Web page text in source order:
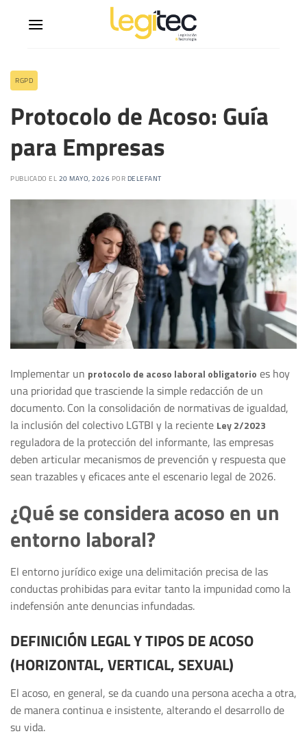
RGPD
Protocolo de Acoso: Guía
para Empresas
PUBLICADO EL 20 MAYO, 2026 POR DELEFANT
Implementar un protocolo de acoso laboral obligatorio es hoy
una prioridad que trasciende la simple redacción de un
documento. Con la consolidación de normativas de igualdad,
la inclusión del colectivo LGTBI y la reciente Ley 2/2023
reguladora de la protección del informante, las empresas
deben articular mecanismos de prevención y respuesta que
sean trazables y eficaces ante el escenario legal de 2026.
¿Qué se considera acoso en un
entorno laboral?
El entorno jurídico exige una delimitación precisa de las
conductas prohibidas para evitar tanto la impunidad como la
indefensión ante denuncias infundadas.
DEFINICIÓN LEGAL Y TIPOS DE ACOSO
(HORIZONTAL, VERTICAL, SEXUAL)
El acoso, en general, se da cuando una persona acecha a otra,
de manera continua e insistente, alterando el desarrollo de
su vida.